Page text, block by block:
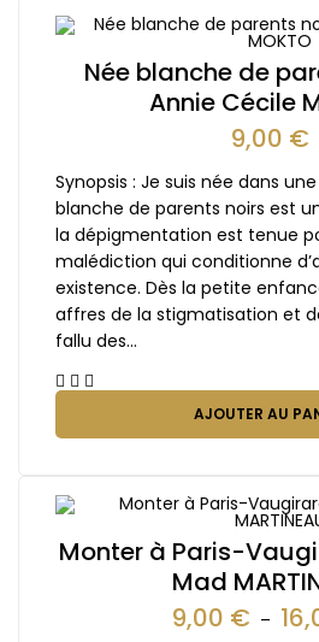
Née blanche de
Annie Cécile
9,00 €
Synopsis : Je suis née dans
blanche de parents noirs est
la dépigmentation est tenue
malédiction qui conditionne
existence. Dès la petite
affres de la stigmatisation et
fallu des…
AJOUTER AU
Monter à Paris-
Mad
9,00 € –